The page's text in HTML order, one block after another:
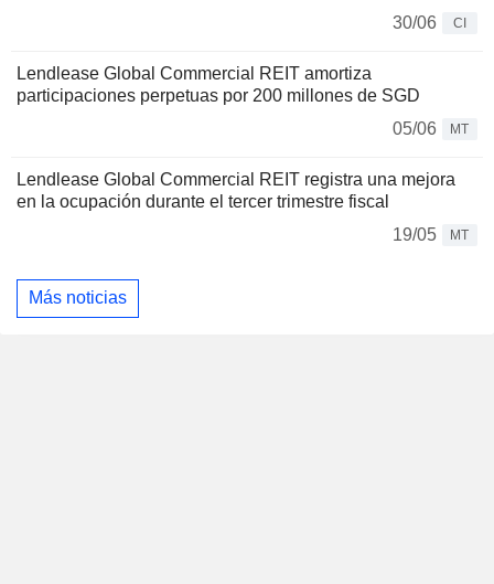
30/06
CI
Lendlease Global Commercial REIT amortiza
participaciones perpetuas por 200 millones de SGD
05/06
MT
Lendlease Global Commercial REIT registra una mejora
en la ocupación durante el tercer trimestre fiscal
19/05
MT
Más noticias